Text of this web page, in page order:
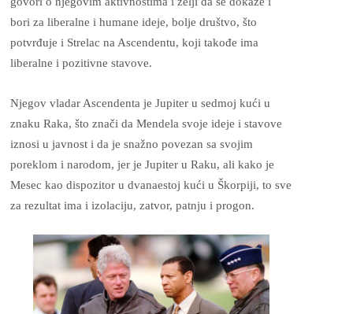
bori za liberalne i humane ideje, bolje društvo, što
potvrđuje i Strelac na Ascendentu, koji takođe ima
liberalne i pozitivne stavove.
Njegov vladar Ascendenta je Jupiter u sedmoj kući u
znaku Raka, što znači da Mendela svoje ideje i stavove
iznosi u javnost i da je snažno povezan sa svojim
poreklom i narodom, jer je Jupiter u Raku, ali kako je
Mesec kao dispozitor u dvanaestoj kući u Škorpiji, to sve
za rezultat ima i izolaciju, zatvor, patnju i progon.